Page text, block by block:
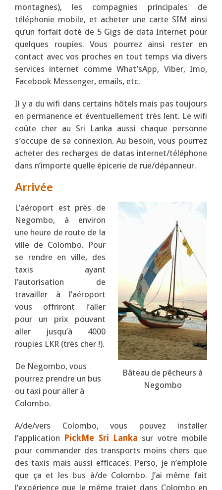
montagnes), les compagnies principales de
téléphonie mobile, et acheter une carte SIM ainsi
qu’un forfait doté de 5 Gigs de data Internet pour
quelques roupies. Vous pourrez ainsi rester en
contact avec vos proches en tout temps via divers
services internet comme What’sApp, Viber, Imo,
Facebook Messenger, emails, etc.
Il y a du wifi dans certains hôtels mais pas toujours
en permanence et éventuellement très lent. Le wifi
coûte cher au Sri Lanka aussi chaque personne
s’occupe de sa connexion. Au besoin, vous pourrez
acheter des recharges de datas internet/téléphone
dans n’importe quelle épicerie de rue/dépanneur.
Arrivée
Bâteau de pêcheurs à
Negombo
L’aéroport est près de
Negombo, à environ
une heure de route de la
ville de Colombo. Pour
se rendre en ville, des
taxis ayant
l’autorisation de
travailler à l’aéroport
vous offriront l’aller
pour un prix pouvant
aller jusqu’à 4000
roupies LKR (très cher !).
De Negombo, vous
pourrez prendre un bus
ou taxi pour aller à
Colombo.
A/de/vers Colombo, vous pouvez installer
l’application PickMe Sri Lanka sur votre mobile
pour commander des transports moins chers que
des taxis mais aussi efficaces. Perso, je n’emploie
que ça et les bus à/de Colombo. J’ai même fait
l’expérience que le même trajet dans Colombo en